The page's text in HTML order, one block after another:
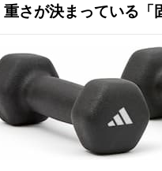
重さが決まっている「